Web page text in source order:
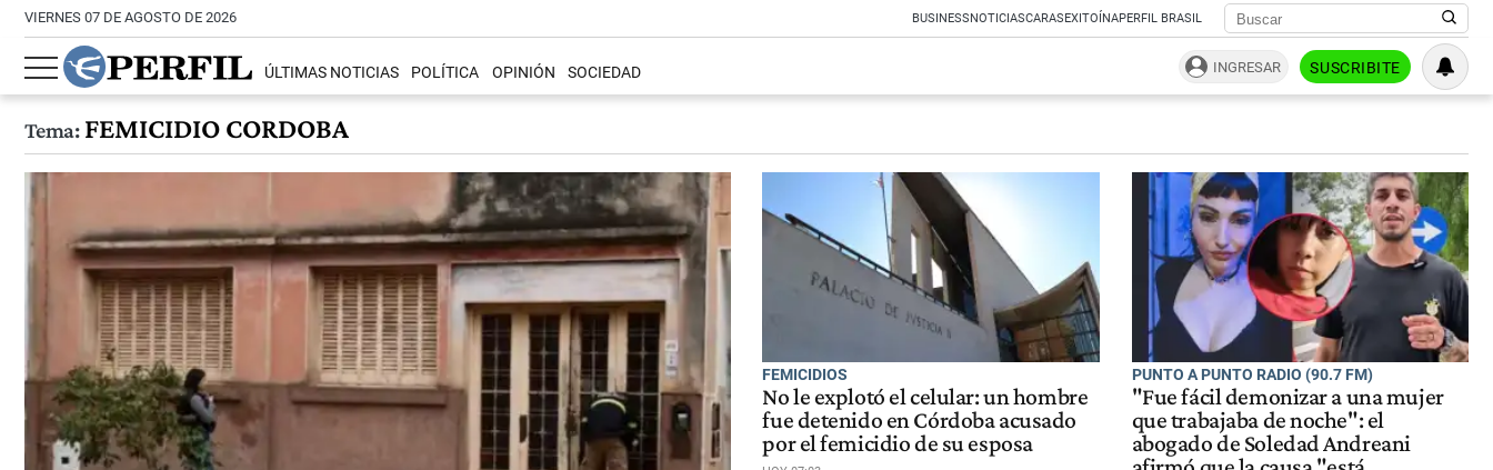
VIERNES 07 DE AGOSTO DE 2026 BUSINESSNOTICIASCARASEXITOÍNAPERFIL BRASIL
ÚLTIMAS NOTICIAS POLÍTICA OPINIÓN SOCIEDAD INGRESAR SUSCRIBITE
Tema:FEMICIDIO CORDOBA
FEMICIDIOS
No le explotó el celular: un hombre
fue detenido en Córdoba acusado
por el femicidio de su esposa
PUNTO A PUNTO RADIO (90.7 FM)
"Fue fácil demonizar a una mujer
que trabajaba de noche": el
abogado de Soledad Andreani